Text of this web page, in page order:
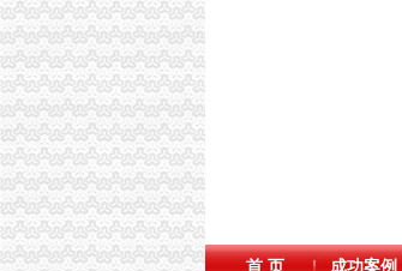
首 页 成功案例